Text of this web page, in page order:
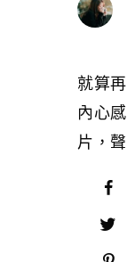
就算
內心
片，